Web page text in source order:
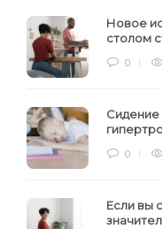
Новое
столом
0
Сидение
0
Если вы